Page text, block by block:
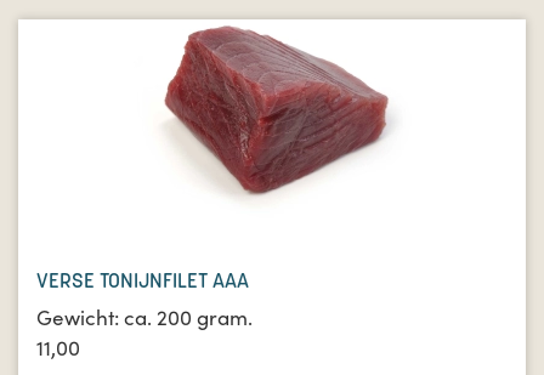
VERSE TONIJNFILET AAA
Gewicht: ca. 200 gram.
11,00